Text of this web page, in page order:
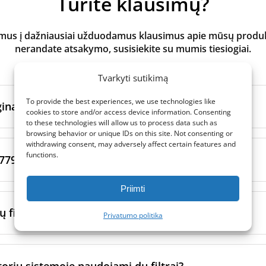
Tvarkyti sutikimą
To provide the best experiences, we use technologies like
cookies to store and/or access device information. Consenting
to these technologies will allow us to process data such as
browsing behavior or unique IDs on this site. Not consenting or
withdrawing consent, may adversely affect certain features and
functions.
Priimti
Privatumo politika
į dažniausiai užduodamus klausimus apie mūsų
nerandate atsakymo, susisiekite su mumis tiesiogiai.
ir analoginiai filtrai?
filtraiyra pagaminti originalaus prekės ženklo
per sertifikuotus gamybos partnerius. Jie laikosi
gamina patikimi nepriklausomi gamintojai, atitinkantys
glaudžiai bendradarbiaujame su savo gamybos partneriais
užtikrintume tikslų pritaikymą ir patikimą veikimą.
prekės ženklu, analoginiai filtrai dažnai yra pigesni –
ir ISO 16890 filtrų klasės?
yra du skirtingi oro filtrų klasifikavimo standartai. Nors jų
filtras pašalina daleles iš oro, juose naudojami
sistemos.
naudojamos tokios kategorijos kaip G4, M5, F7 ir
klasifikuojami pagal jų veiksmingumą sulaikant tam tikro
filtrai gali padėti nuo alergijos?
tokių kaip žiedadulkės, dulkių erkutės ir naminių gyvūnų